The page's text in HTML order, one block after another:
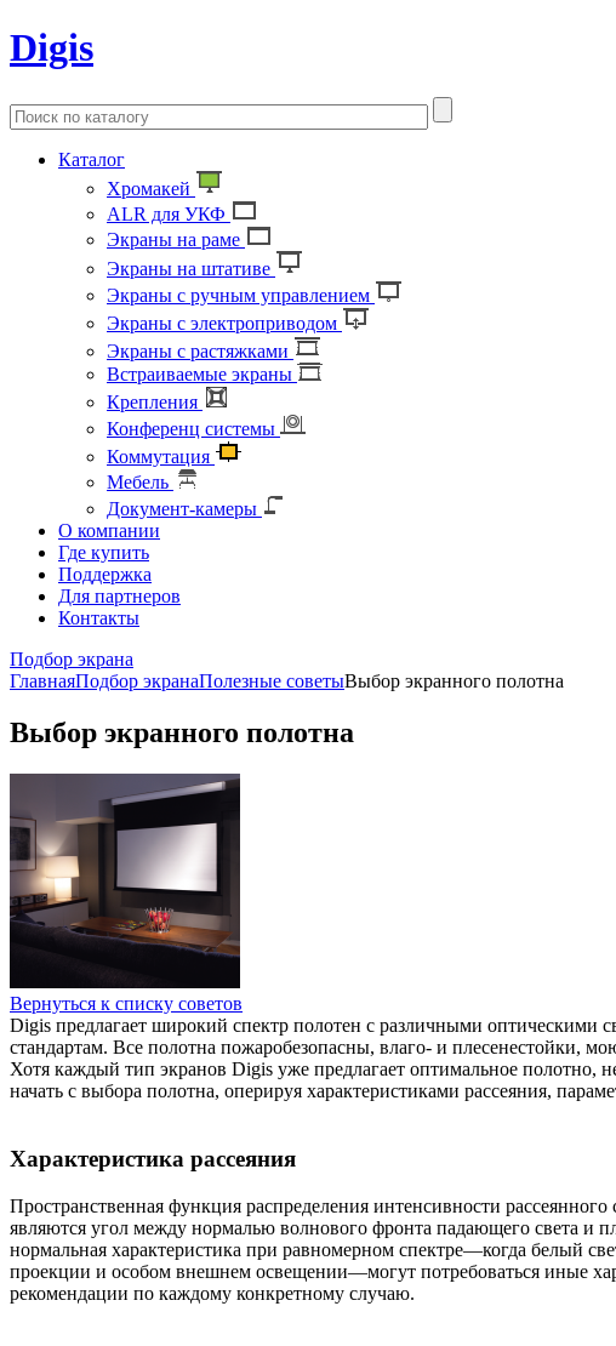
Digis
Каталог
Хромакей
ALR для УКФ
Экраны на раме
Экраны на штативе
Экраны с ручным управлением
Экраны с электроприводом
Экраны с растяжками
Встраиваемые экраны
Крепления
Конференц системы
Коммутация
Мебель
Документ-камеры
О компании
Где купить
Поддержка
Для партнеров
Контакты
Подбор экрана
ГлавнаяПодбор экранаПолезные советыВыбор экранного полотна
Выбор экранного полотна
Вернуться к списку советов
Digis предлагает широкий спектр полотен с различными
стандартам. Все полотна пожаробезопасны, влаго- и плесенестойки,
Хотя каждый тип экранов Digis уже предлагает оптимальное полотно,
начать с выбора полотна, оперируя характеристиками рассеяния,
Характеристика рассеяния
Пространственная функция распределения интенсивности
являются угол между нормалью волнового фронта падающего света и
нормальная характеристика при равномерном спектре—когда белый
проекции и особом внешнем освещении—могут потребоваться иные
рекомендации по каждому конкретному случаю.